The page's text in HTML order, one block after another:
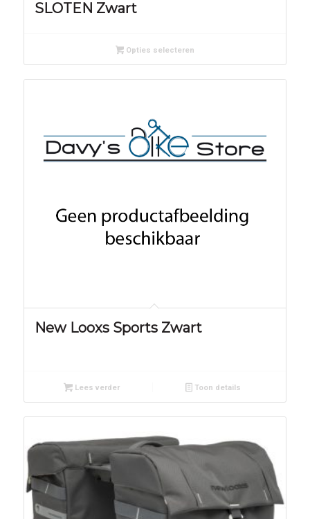
SLOTEN Zwart
Opties selecteren
New Looxs Sports Zwart
Lees verder Toon details